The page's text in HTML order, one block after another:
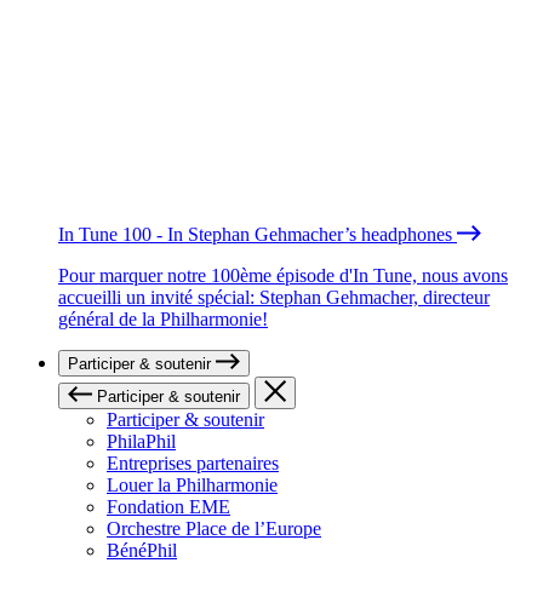
In Tune 100 - In Stephan Gehmacher’s headphones
Pour marquer notre 100ème épisode d'In Tune, nous avons
accueilli un invité spécial: Stephan Gehmacher, directeur
général de la Philharmonie!
Participer & soutenir
Participer & soutenir
Participer & soutenir
PhilaPhil
Entreprises partenaires
Louer la Philharmonie
Fondation EME
Orchestre Place de l’Europe
BénéPhil